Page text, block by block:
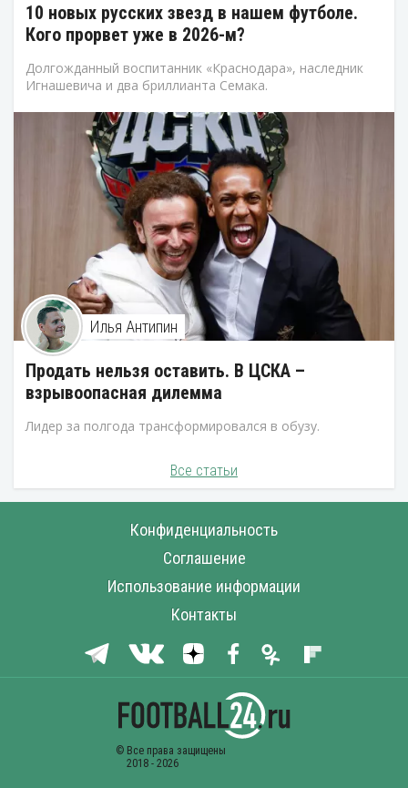
10 новых русских звезд в нашем футболе.
Кого прорвет уже в 2026-м?
Долгожданный воспитанник «Краснодара», наследник
Игнашевича и два бриллианта Семака.
Илья Антипин
Продать нельзя оставить. В ЦСКА –
взрывоопасная дилемма
Лидер за полгода трансформировался в обузу.
Все статьи
Конфиденциальность
Соглашение
Использование информации
Контакты